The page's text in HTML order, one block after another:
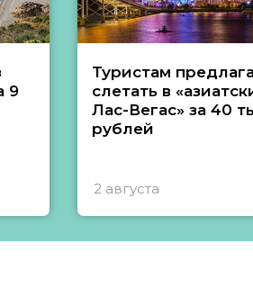
9
Туристам
слетать в
Лас-Вегас» за 40
рублей
2 августа